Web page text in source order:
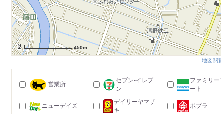
450m
地図閲
営業所
セブン-イレブ
ン
ファミリー
ート
ニューデイズ
デイリーヤマザ
キ
ポプラ